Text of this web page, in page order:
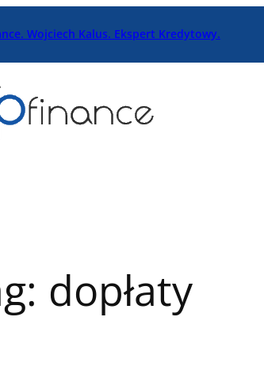
Wojciech Kalus. Ekspert Kredytowy.
dopłaty